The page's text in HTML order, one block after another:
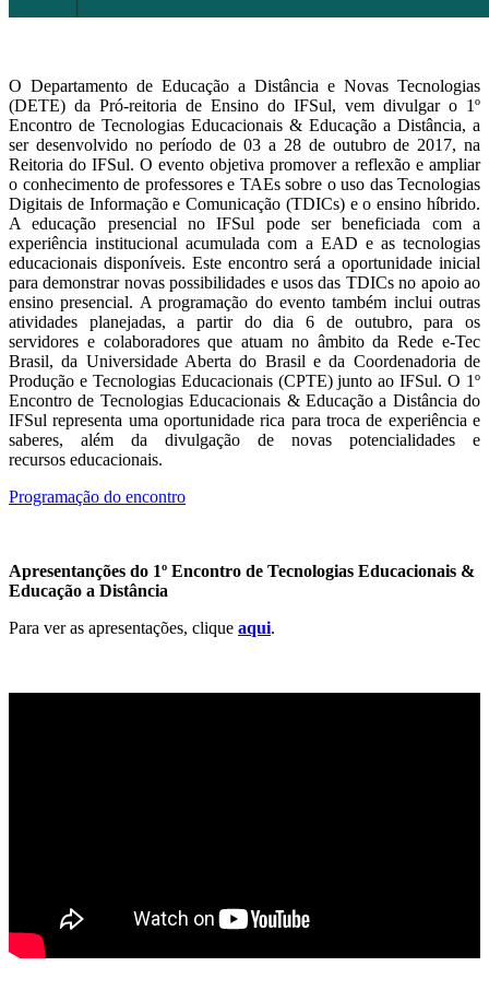
O Departamento de Educação a Distância e Novas Tecnologias
(DETE) da Pró-reitoria de Ensino do IFSul, vem divulgar o 1º
Encontro de Tecnologias Educacionais & Educação a Distância, a
ser desenvolvido no período de 03 a 28 de outubro de 2017, na
Reitoria do IFSul. O evento objetiva promover a reflexão e ampliar
o conhecimento de professores e TAEs sobre o uso das Tecnologias
Digitais de Informação e Comunicação (TDICs) e o ensino híbrido.
A educação presencial no IFSul pode ser beneficiada com a
experiência institucional acumulada com a EAD e as tecnologias
educacionais disponíveis. Este encontro será a oportunidade inicial
para demonstrar novas possibilidades e usos das TDICs no apoio ao
ensino presencial. A programação do evento também inclui outras
atividades planejadas, a partir do dia 6 de outubro, para os
servidores e colaboradores que atuam no âmbito da Rede e-Tec
Brasil, da Universidade Aberta do Brasil e da Coordenadoria de
Produção e Tecnologias Educacionais (CPTE) junto ao IFSul. O 1º
Encontro de Tecnologias Educacionais & Educação a Distância do
IFSul representa uma oportunidade rica para troca de experiência e
saberes, além da divulgação de novas potencialidades e
recursos educacionais.
Programação do encontro
Apresentanções do 1º Encontro de Tecnologias Educacionais &
Educação a Distância
Para ver as apresentações, clique aqui.